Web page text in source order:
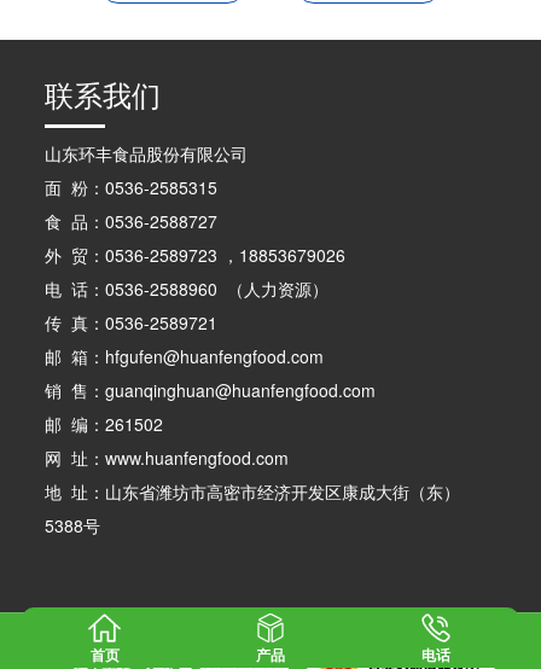
联系我们
山东环丰食品股份有限公司
面 粉：0536-2585315
食 品：0536-2588727
外 贸：0536-2589723 ，18853679026
电 话：0536-2588960 （人力资源）
传 真：0536-2589721
邮 箱：hfgufen@huanfengfood.com
销 售：guanqinghuan@huanfengfood.com
邮 编：261502
网 址：www.huanfengfood.com
地 址：山东省潍坊市高密市经济开发区康成大街（东）
5388号
版权所有：山东环丰食品股份有限公司 鲁ICP备17002744号-1
首页 产品 电话